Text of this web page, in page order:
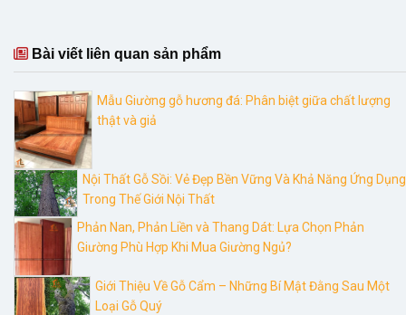
Bài viết liên quan sản phẩm
Mẫu Giường gỗ hương đá: Phân biệt giữa chất lượng
thật và giả
Nội Thất Gỗ Sồi: Vẻ Đẹp Bền Vững Và Khả Năng Ứng Dụng
Trong Thế Giới Nội Thất
Phản Nan, Phản Liền và Thang Dát: Lựa Chọn Phản
Giường Phù Hợp Khi Mua Giường Ngủ?
Giới Thiệu Về Gỗ Cẩm – Những Bí Mật Đằng Sau Một
Loại Gỗ Quý